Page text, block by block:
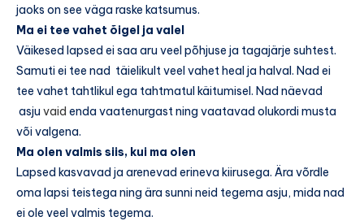
jaoks on see väga raske katsumus.
Ma ei tee vahet õigel ja valel
Väikesed lapsed ei saa aru veel põhjuse ja tagajärje suhtest.
Samuti ei tee nad täielikult veel vahet heal ja halval. Nad ei
tee vahet tahtlikul ega tahtmatul käitumisel. Nad näevad
asju vaid enda vaatenurgast ning vaatavad olukordi musta
või valgena.
Ma olen valmis siis, kui ma olen
Lapsed kasvavad ja arenevad erineva kiirusega. Ära võrdle
oma lapsi teistega ning ära sunni neid tegema asju, mida nad
ei ole veel valmis tegema.